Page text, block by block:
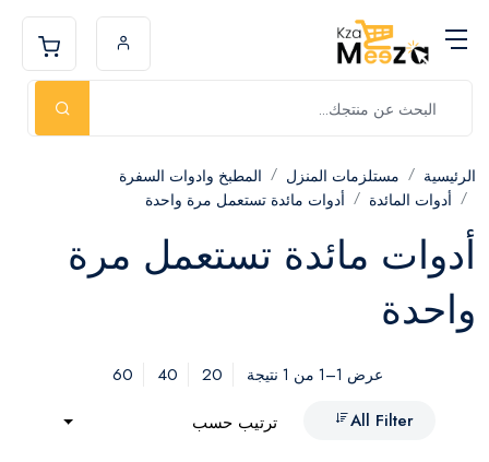
الرئيسية مستلزمات المنزل
المطبخ وادوات السفرة
أدوات المائدة
أدوات مائدة تستعمل مرة واحدة
أدوات مائدة تستعمل مرة
واحدة
عرض 1–1 من 1 نتيجة 20
40
60
All Filter
ترتيب حسب